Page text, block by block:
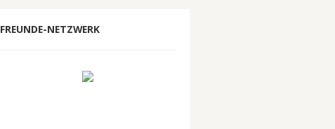
FREUNDE-NETZWERK